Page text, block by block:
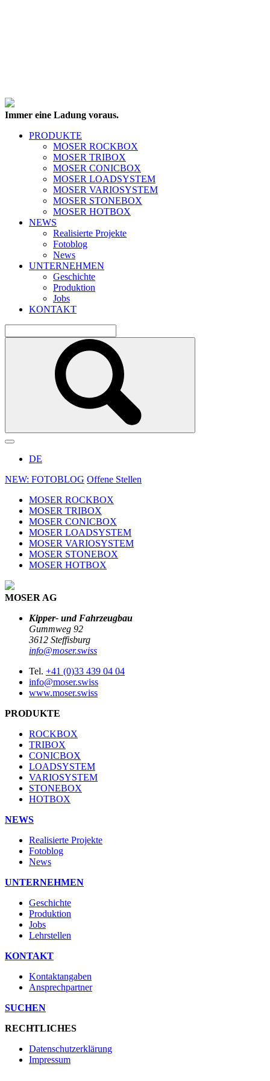
Immer eine Ladung voraus.
PRODUKTE
MOSER ROCKBOX
MOSER TRIBOX
MOSER CONICBOX
MOSER LOADSYSTEM
MOSER VARIOSYSTEM
MOSER STONEBOX
MOSER HOTBOX
NEWS
Realisierte Projekte
Fotoblog
News
UNTERNEHMEN
Geschichte
Produktion
Jobs
KONTAKT
DE
NEW: FOTOBLOG Offene Stellen
MOSER ROCKBOX
MOSER TRIBOX
MOSER CONICBOX
MOSER LOADSYSTEM
MOSER VARIOSYSTEM
MOSER STONEBOX
MOSER HOTBOX
MOSER AG
Kipper- und Fahrzeugbau
Gummweg 92
3612 Steffisburg
info@moser.swiss
Tel. +41 (0)33 439 04 04
info@moser.swiss
www.moser.swiss
PRODUKTE
ROCKBOX
TRIBOX
CONICBOX
LOADSYSTEM
VARIOSYSTEM
STONEBOX
HOTBOX
NEWS
Realisierte Projekte
Fotoblog
News
UNTERNEHMEN
Geschichte
Produktion
Jobs
Lehrstellen
KONTAKT
Kontaktangaben
Ansprechpartner
SUCHEN
RECHTLICHES
Datenschutzerklärung
Impressum